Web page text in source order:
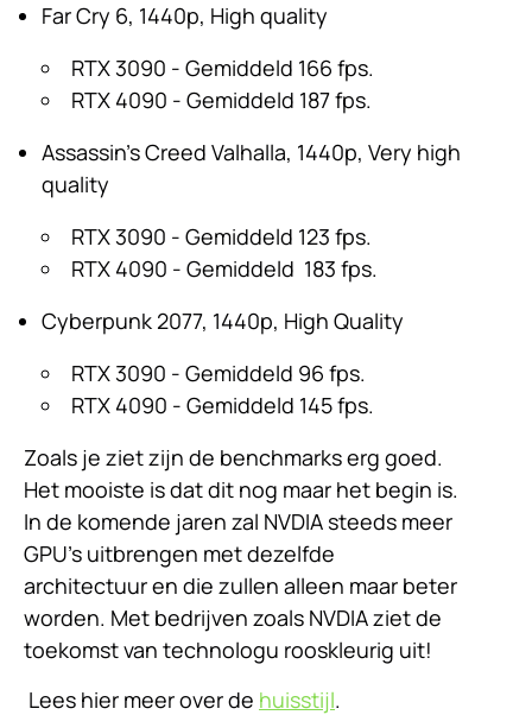
Far Cry 6, 1440p, High quality
RTX 3090 - Gemiddeld 166 fps.
RTX 4090 - Gemiddeld 187 fps.
Assassin's Creed Valhalla, 1440p, Very high
quality
RTX 3090 - Gemiddeld 123 fps.
RTX 4090 - Gemiddeld 183 fps.
Cyberpunk 2077, 1440p, High Quality
RTX 3090 - Gemiddeld 96 fps.
RTX 4090 - Gemiddeld 145 fps.
Zoals je ziet zijn de benchmarks erg goed.
Het mooiste is dat dit nog maar het begin is.
In de komende jaren zal NVDIA steeds meer
GPU's uitbrengen met dezelfde
architectuur en die zullen alleen maar beter
worden. Met bedrijven zoals NVDIA ziet de
toekomst van technologu rooskleurig uit!
Lees hier meer over de huisstijl.